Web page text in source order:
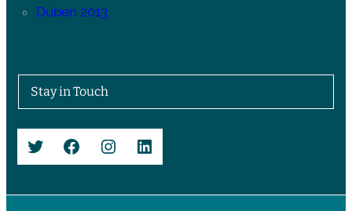
Duben 2013
Stay in Touch
Twitter Facebook Instagram LinkedIn